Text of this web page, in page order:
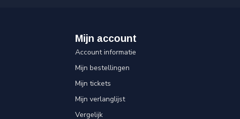
Mijn account
Account informatie
Mijn bestellingen
Mijn tickets
Mijn verlanglijst
Vergelijk